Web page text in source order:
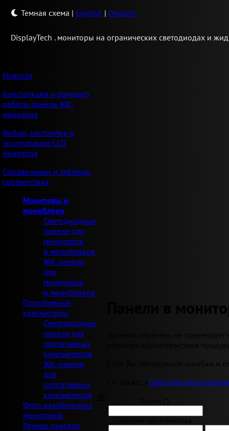
Темная схема | English | Deutsch
DisplayTech . мониторы на огранических светодиодах и
Новости
Конструкция и принцип
работы панели ЖК-
монитора
Выбор, настройка и
эксплуатация LCD
монитора
Справочники и таблицы
соответствия
Мониторы и
моноблоки
Светодиодные
панели для
мониторов
и моноблоков
ЖК-панели
для
мониторов
и моноблоков
Портативные
компьютеры
Светодиодные
панели для
портативных
компьютеров
ЖК-панели
для
портативных
компьютеров
Фото разобранных
мониторов
Размер пикселя
Панели в
Данный перечень не
изменять характеристики
Если Вы обнаружили ошибки и
Светодиодные